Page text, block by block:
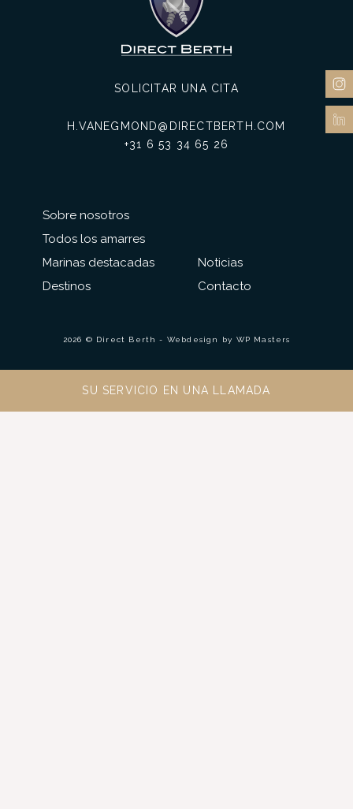
Sobre nosotros
Todos los amarres
Marinas destacadas
Destinos
SOLICITAR UNA CITA
H.VANEGMOND@DIRECTBERTH.COM
+31 6 53 34 65 26
Noticias
Contacto
2026 © Direct Berth - Webdesign by WP Masters
SU SERVICIO EN UNA LLAMADA